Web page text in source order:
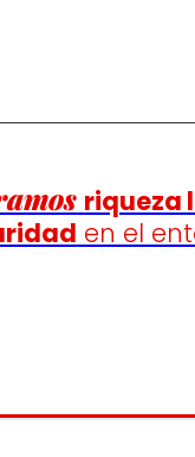
riqueza
en el